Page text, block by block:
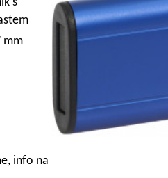
mm
info na